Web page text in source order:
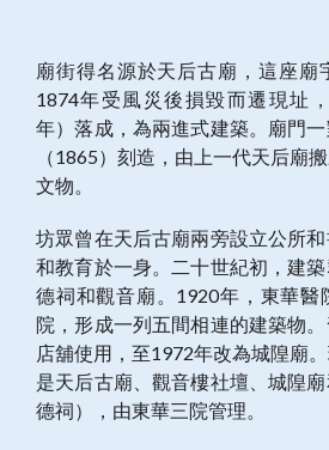
廟街得名源於天后古廟，這座廟
1874年受風災後損毀而遷現址
年）落成，為兩進式建築。廟門
（1865）刻造，由上一代天后廟
文物。
坊眾曾在天后古廟兩旁設立公所
和教育於一身。二十世紀初，建
德祠和觀音廟。1920年，東華醫
院，形成一列五間相連的建築物
店舖使用，至1972年改為城隍廟
是天后古廟、觀音樓社壇、城隍
德祠），由東華三院管理。